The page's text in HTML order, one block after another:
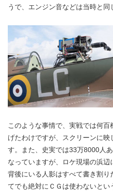
うで、エンジン音などは当時と同
このような事情で、実戦では何
げたわけですが、スクリーンに
す。また、史実では33万8000人
なっていますが、ロケ現場の浜辺
背後にいる人影はすべて書き割
てでも絶対にＣＧは使わないとい